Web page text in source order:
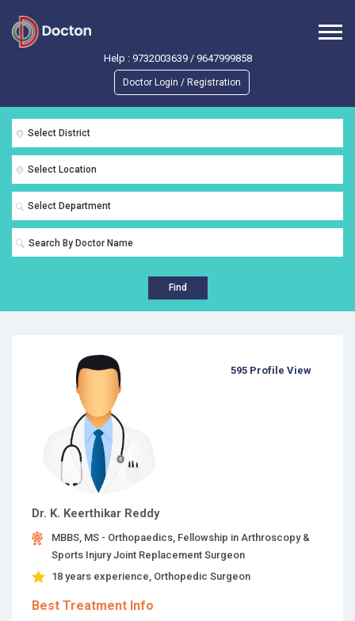
Help : 9732003639/ 9647999858
Doctor Login / Registration
Select District
Select Location
Select Department
Find
Dr. K. Keerthikar Reddy
MBBS, MS - Orthopaedics, Fellowship in Arthroscopy &
Sports Injury Joint Replacement Surgeon
18 years experience, Orthopedic Surgeon
Best Treatment Info
595 Profile View